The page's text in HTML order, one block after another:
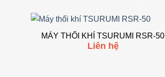
Add to
MÁY THỔI KHÍ TSURUMI RSR-50
Liên hệ